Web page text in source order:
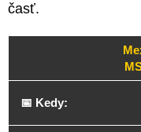
časť.
📅 Kedy: